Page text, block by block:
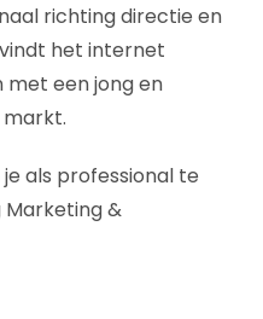
richting directie en
het internet
met een jong en
als professional te
&